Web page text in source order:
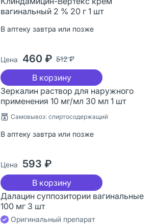
вагинальный 2 % 20 г 1 шт
В аптеку завтра или позже
Цена 460 ₽ 512 ₽
В корзину
Зеркалин раствор для наружного
применения 10 мг/мл 30 мл 1 шт
Cамовывоз: спиртосодержащий
В аптеку завтра или позже
Цена 593 ₽
В корзину
Далацин суппозитории вагинальные
100 мг 3 шт
Оригинальный препарат